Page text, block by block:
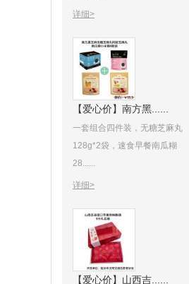
详细>
【爱心价】南方黑......
一套组合四件装，无糖芝麻丸
128g*2袋，速食早餐南瓜糊
28......
详细>
【爱心价】山西吉......